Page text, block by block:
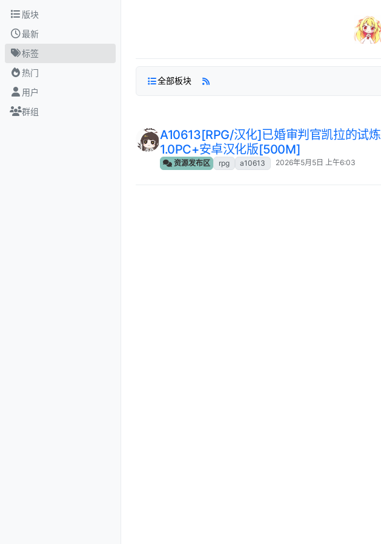
跳转至内容
版块
最新
标签
热门
用户
群组
全部板块
A10613[RPG/汉化]已婚审判官凯拉的试炼
1.0PC+安卓汉化版[500M]
资源发布区 rpg a10613 2026年5月5日 上午6:03